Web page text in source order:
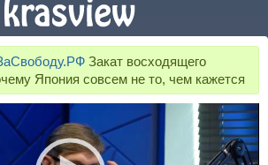
Закат восходящего
Япония совсем не то, чем кажется